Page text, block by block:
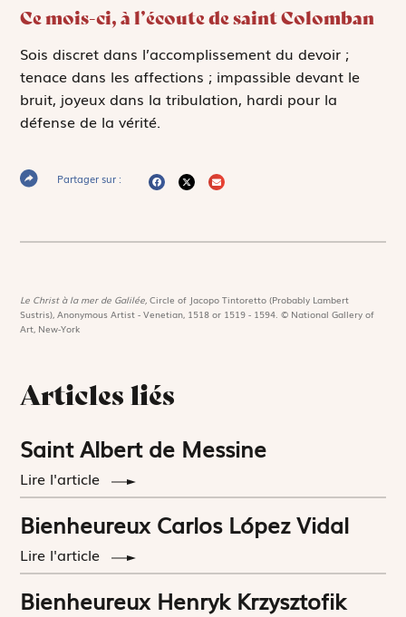
Ce mois-ci, à l’écoute de saint Colomban
Sois discret dans l’accomplissement du devoir ;
tenace dans les affections ; impassible devant le
bruit, joyeux dans la tribulation, hardi pour la
défense de la vérité.
Partager sur :
Le Christ à la mer de Galilée,Circle of Jacopo Tintoretto (Probably Lambert
Sustris), Anonymous Artist - Venetian, 1518 or 1519 - 1594. © National Gallery of
Art, New-York
Articles liés
Saint Albert de Messine
Lire l'article
Bienheureux Carlos López Vidal
Lire l'article
Bienheureux Henryk Krzysztofik